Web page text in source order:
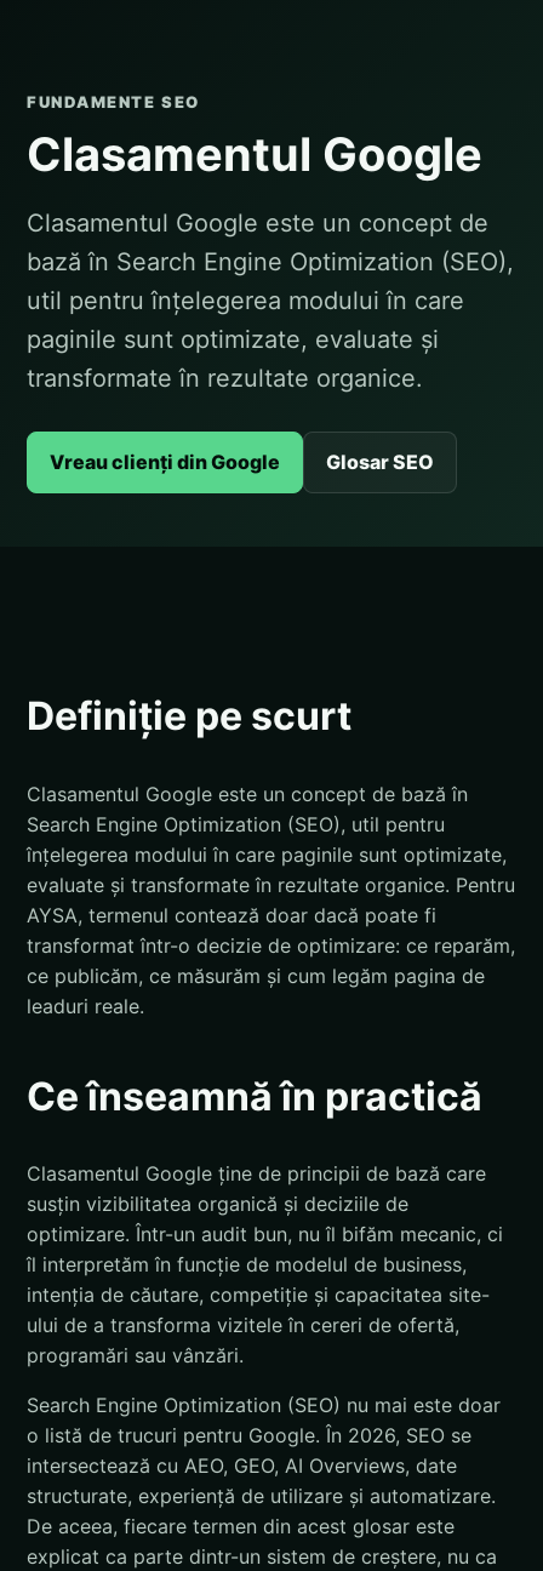
FUNDAMENTE SEO
Clasamentul Google
Clasamentul Google este un concept de
bază în Search Engine Optimization (SEO),
util pentru înțelegerea modului în care
paginile sunt optimizate, evaluate și
transformate în rezultate organice.
Vreau clienți din Google Glosar SEO
Definiție pe scurt
Clasamentul Google este un concept de bază în
Search Engine Optimization (SEO), util pentru
înțelegerea modului în care paginile sunt optimizate,
evaluate și transformate în rezultate organice. Pentru
AYSA, termenul contează doar dacă poate fi
transformat într-o decizie de optimizare: ce reparăm,
ce publicăm, ce măsurăm și cum legăm pagina de
leaduri reale.
Ce înseamnă în practică
Clasamentul Google ține de principii de bază care
susțin vizibilitatea organică și deciziile de
optimizare. Într-un audit bun, nu îl bifăm mecanic, ci
îl interpretăm în funcție de modelul de business,
intenția de căutare, competiție și capacitatea site-
ului de a transforma vizitele în cereri de ofertă,
programări sau vânzări.
Search Engine Optimization (SEO) nu mai este doar
o listă de trucuri pentru Google. În 2026, SEO se
intersectează cu AEO, GEO, AI Overviews, date
structurate, experiență de utilizare și automatizare.
De aceea, fiecare termen din acest glosar este
explicat ca parte dintr-un sistem de creștere, nu ca